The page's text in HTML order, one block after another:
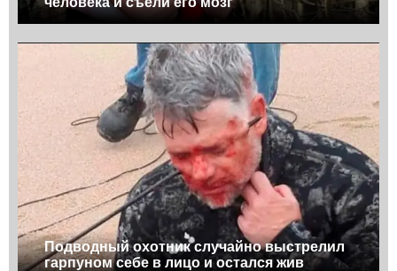
Подводный охотник случайно выстрелил
гарпуном себе в лицо и остался жив